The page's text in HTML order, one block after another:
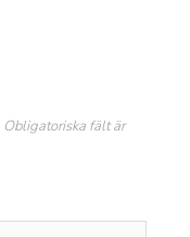
Obligatoriska fält är